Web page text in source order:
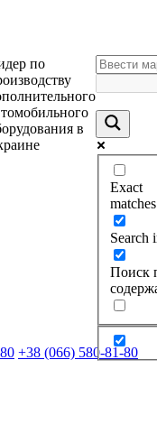
по
в
Exact
Search
Поиск
+38 (066) 580-81-80